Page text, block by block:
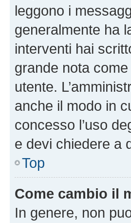
leggono i
generalmente ha
interventi hai
grande nota
utente.
anche il modo in
concesso l’uso
e devi chiedere a
Top
Come cambio il
In genere, non